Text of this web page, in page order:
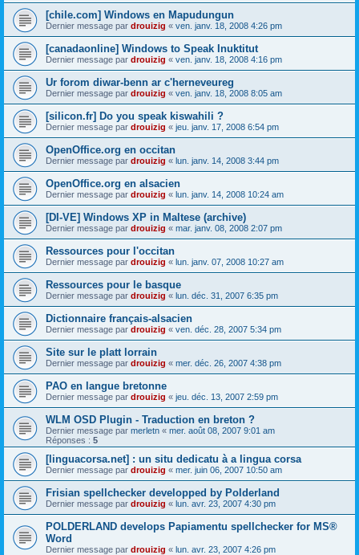
[chile.com] Windows en Mapudungun
Dernier message par drouizig « ven. janv. 18, 2008 4:26 pm
[canadaonline] Windows to Speak Inuktitut
Dernier message par drouizig « ven. janv. 18, 2008 4:16 pm
Ur forom diwar-benn ar c'herneveureg
Dernier message par drouizig « ven. janv. 18, 2008 8:05 am
[silicon.fr] Do you speak kiswahili ?
Dernier message par drouizig « jeu. janv. 17, 2008 6:54 pm
OpenOffice.org en occitan
Dernier message par drouizig « lun. janv. 14, 2008 3:44 pm
OpenOffice.org en alsacien
Dernier message par drouizig « lun. janv. 14, 2008 10:24 am
[DI-VE] Windows XP in Maltese (archive)
Dernier message par drouizig « mar. janv. 08, 2008 2:07 pm
Ressources pour l'occitan
Dernier message par drouizig « lun. janv. 07, 2008 10:27 am
Ressources pour le basque
Dernier message par drouizig « lun. déc. 31, 2007 6:35 pm
Dictionnaire français-alsacien
Dernier message par drouizig « ven. déc. 28, 2007 5:34 pm
Site sur le platt lorrain
Dernier message par drouizig « mer. déc. 26, 2007 4:38 pm
PAO en langue bretonne
Dernier message par drouizig « jeu. déc. 13, 2007 2:59 pm
WLM OSD Plugin - Traduction en breton ?
Dernier message par merletn « mer. août 08, 2007 9:01 am
Réponses : 5
[linguacorsa.net] : un situ dedicatu à a lingua corsa
Dernier message par drouizig « mer. juin 06, 2007 10:50 am
Frisian spellchecker developped by Polderland
Dernier message par drouizig « lun. avr. 23, 2007 4:30 pm
POLDERLAND develops Papiamentu spellchecker for MS®
Word
Dernier message par drouizig « lun. avr. 23, 2007 4:26 pm